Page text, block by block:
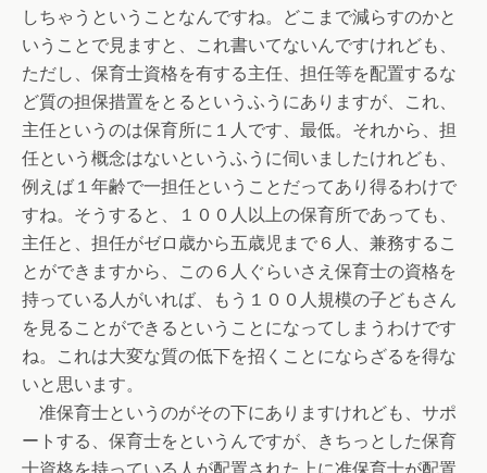
しちゃうということなんですね。どこまで減らすのかと
いうことで見ますと、これ書いてないんですけれども、
ただし、保育士資格を有する主任、担任等を配置するな
ど質の担保措置をとるというふうにありますが、これ、
主任というのは保育所に１人です、最低。それから、担
任という概念はないというふうに伺いましたけれども、
例えば１年齢で一担任ということだってあり得るわけで
すね。そうすると、１００人以上の保育所であっても、
主任と、担任がゼロ歳から五歳児まで６人、兼務するこ
とができますから、この６人ぐらいさえ保育士の資格を
持っている人がいれば、もう１００人規模の子どもさん
を見ることができるということになってしまうわけです
ね。これは大変な質の低下を招くことにならざるを得な
いと思います。
准保育士というのがその下にありますけれども、サポ
ートする、保育士をというんですが、きちっとした保育